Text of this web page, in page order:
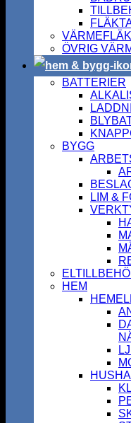
ÖVRIG
BATTERIER
BYGG
LIM &
HEM